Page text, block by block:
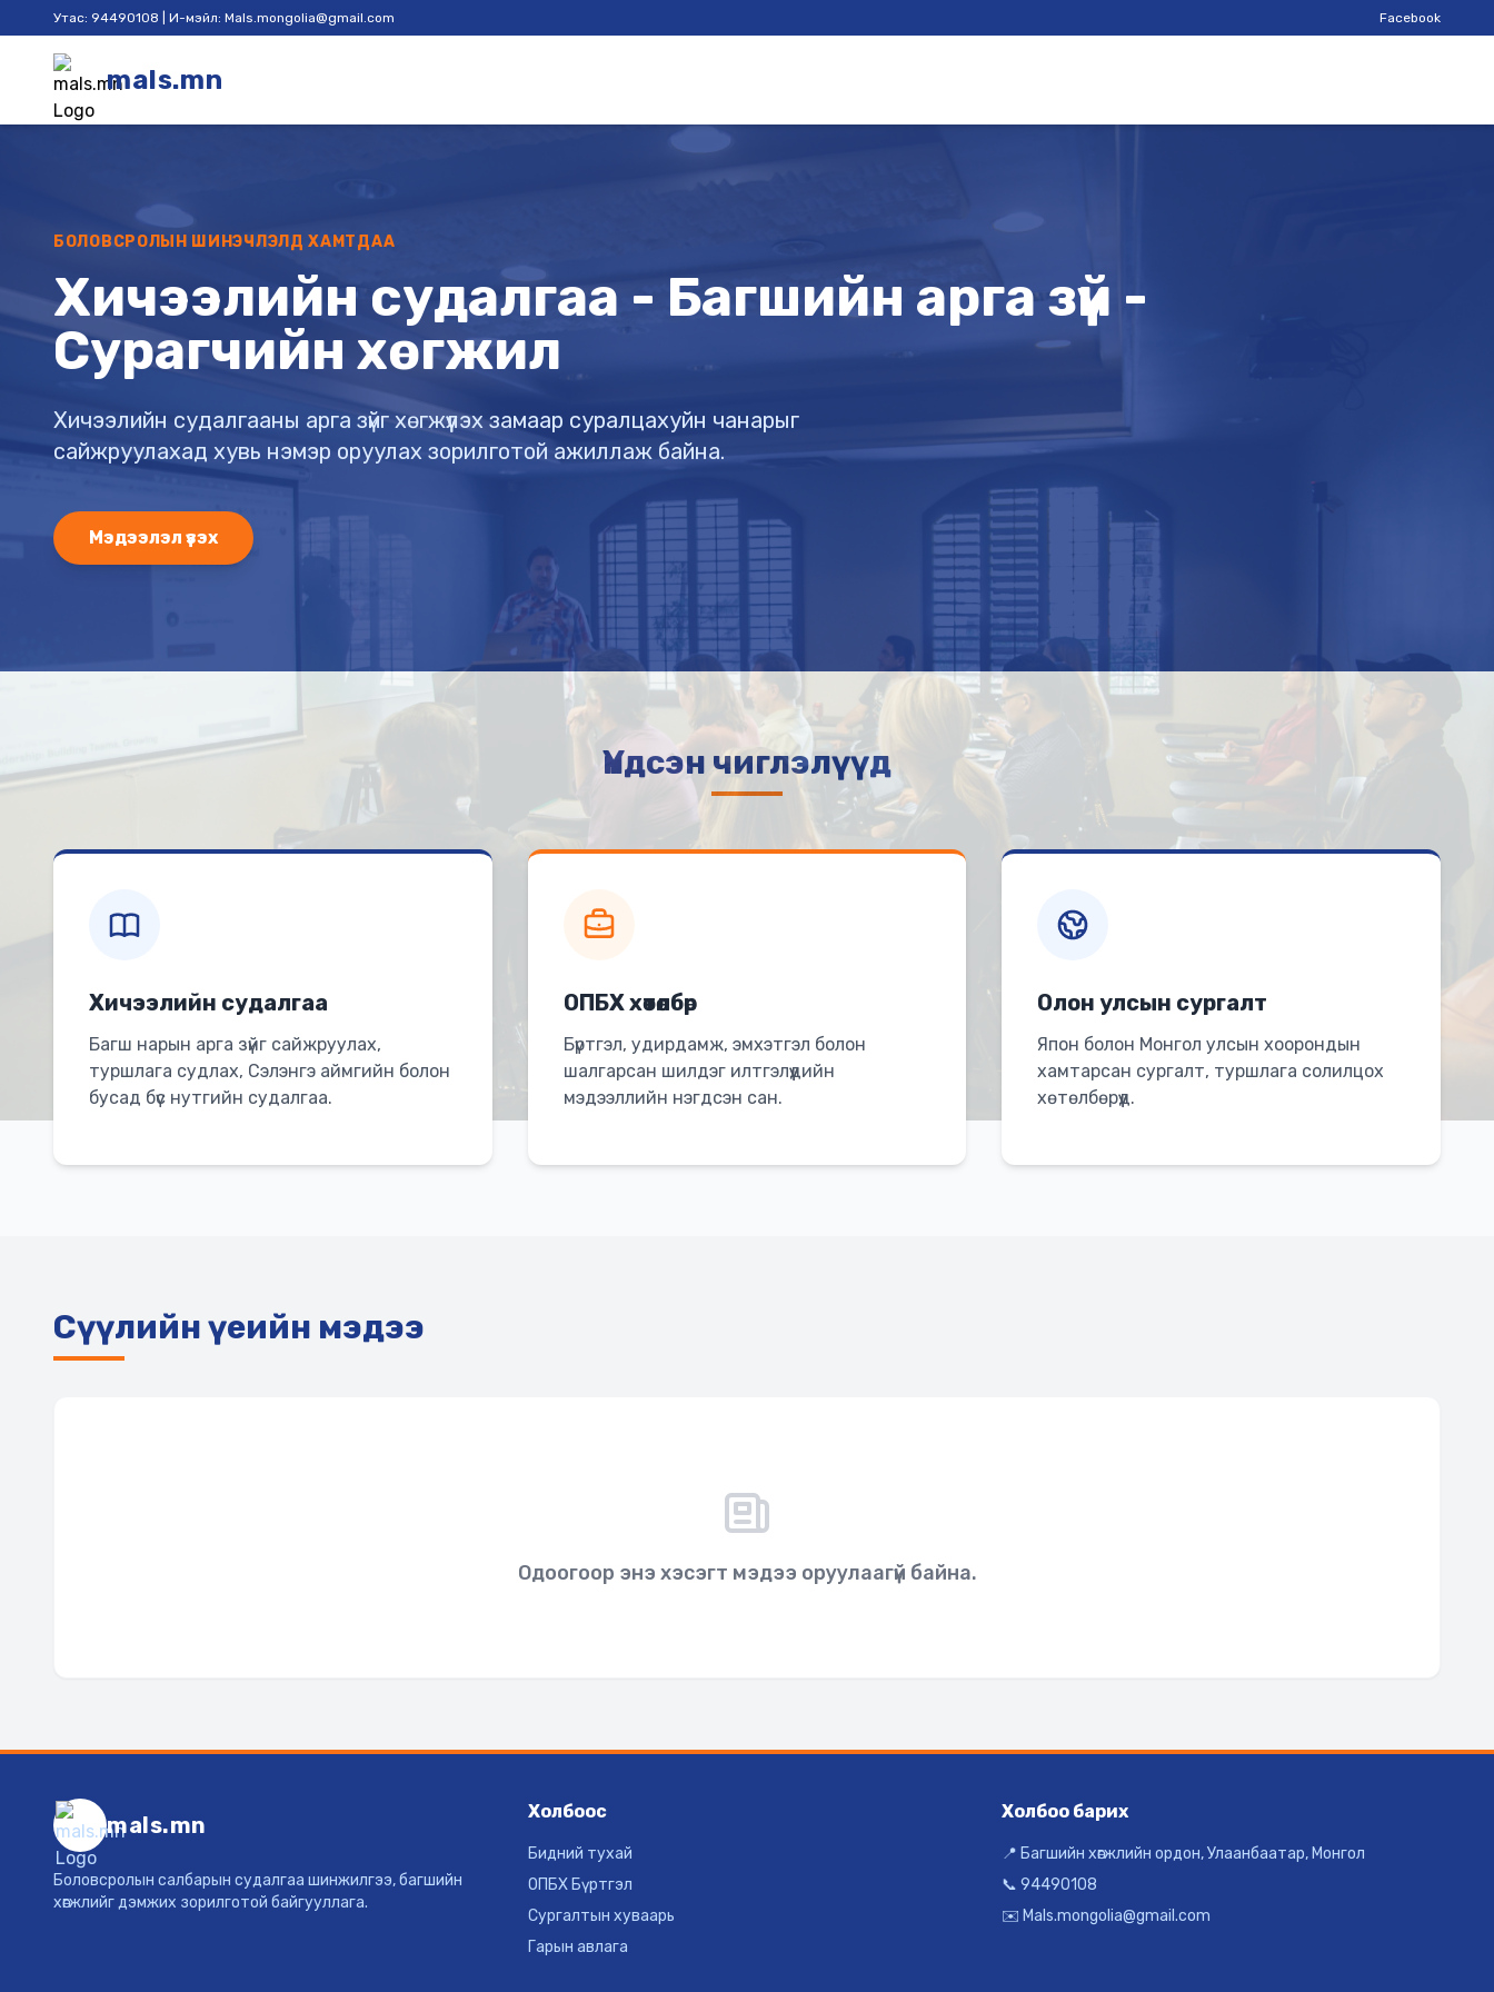
Утас: 94490108 | И-мэйл: Mals.mongolia@gmail.com Facebook
mals.mn
БОЛОВСРОЛЫН ШИНЭЧЛЭЛД ХАМТДАА
Хичээлийн судалгаа - Багшийн арга зүй -
Сурагчийн хөгжил
Хичээлийн судалгааны арга зүйг хөгжүүлэх замаар суралцахуйн чанарыг
сайжруулахад хувь нэмэр оруулах зорилготой ажиллаж байна.
Мэдээлэл үзэх
Үндсэн чиглэлүүд
Хичээлийн судалгаа
Багш нарын арга зүйг сайжруулах,
туршлага судлах, Сэлэнгэ аймгийн болон
бусад бүс нутгийн судалгаа.
ОПБХ хөтөлбөр
Бүртгэл, удирдамж, эмхэтгэл болон
шалгарсан шилдэг илтгэлүүдийн
мэдээллийн нэгдсэн сан.
Олон улсын сургалт
Япон болон Монгол улсын хоорондын
хамтарсан сургалт, туршлага солилцох
хөтөлбөрүүд.
Сүүлийн үеийн мэдээ
Одоогоор энэ хэсэгт мэдээ оруулаагүй байна.
mals.mn
Боловсролын салбарын судалгаа шинжилгээ, багшийн
хөгжлийг дэмжих зорилготой байгууллага.
Холбоос
Бидний тухай
ОПБХ Бүртгэл
Сургалтын хуваарь
Гарын авлага
Холбоо барих
📍 Багшийн хөгжлийн ордон, Улаанбаатар, Монгол
📞 94490108
✉️ Mals.mongolia@gmail.com